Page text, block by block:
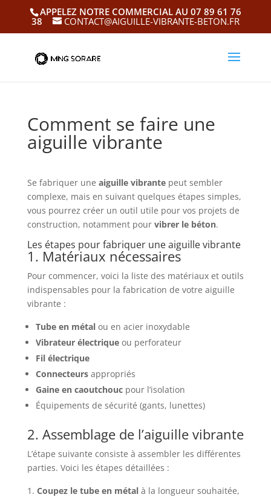
APPELEZ NOTRE COMMERCIAL AU 07 89 61 76
38
CONTACT@AIGUILLE-VIBRANTE-BETON.FR
Comment se faire une
aiguille vibrante
Se fabriquer une aiguille vibrantepeut sembler
complexe, mais en suivant quelques étapes simples,
vous pourrez créer un outil utile pour vos projets de
construction, notamment pour vibrer le béton.
Les étapes pour fabriquer une aiguille vibrante
1. Matériaux nécessaires
Pour commencer, voici la liste des matériaux et outils
indispensables pour la fabrication de votre aiguille
vibrante :
Tube en métalou en acier inoxydable
Vibrateur électriqueou perforateur
Fil électrique
Connecteursappropriés
Gaine en caoutchoucpour l’isolation
Équipements de sécurité (gants, lunettes)
2. Assemblage de l’aiguille vibrante
L’étape suivante consiste à assembler les différentes
parties. Voici les étapes détaillées :
Coupez le tube en métalà la longueur souhaitée,